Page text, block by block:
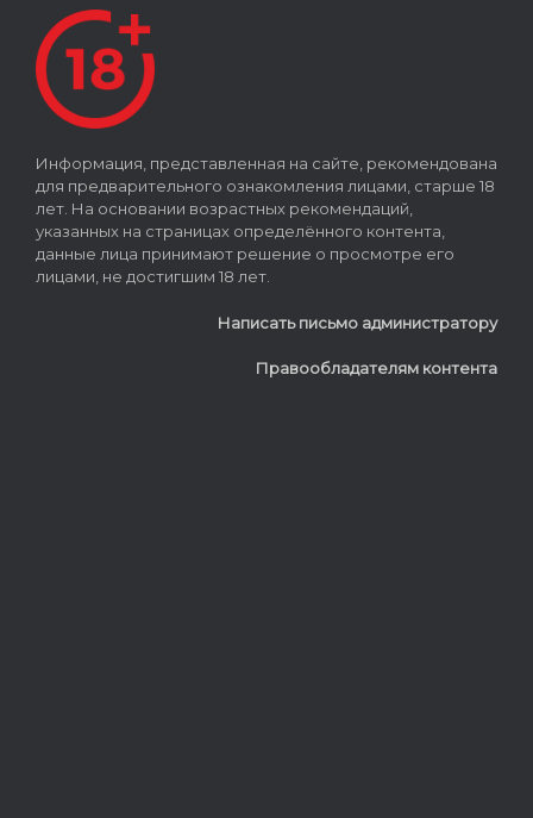
Информация, представленная на сайте, рекомендована
для предварительного ознакомления лицами, старше 18
лет. На основании возрастных рекомендаций,
указанных на страницах определённого контента,
данные лица принимают решение о просмотре его
лицами, не достигшим 18 лет.
Написать письмо администратору
Правообладателям контента